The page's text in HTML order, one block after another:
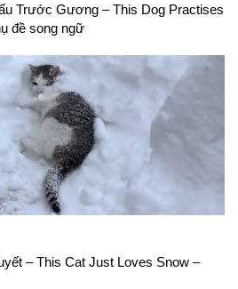
Trước Gương – This Dog Practises
đề song ngữ
– This Cat Just Loves Snow –